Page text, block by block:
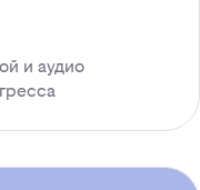
и аудио